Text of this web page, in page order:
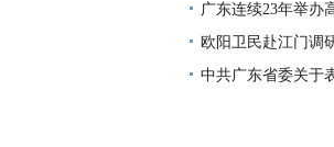
广东连续23年举办
欧阳卫民赴江门调
中共广东省委关于